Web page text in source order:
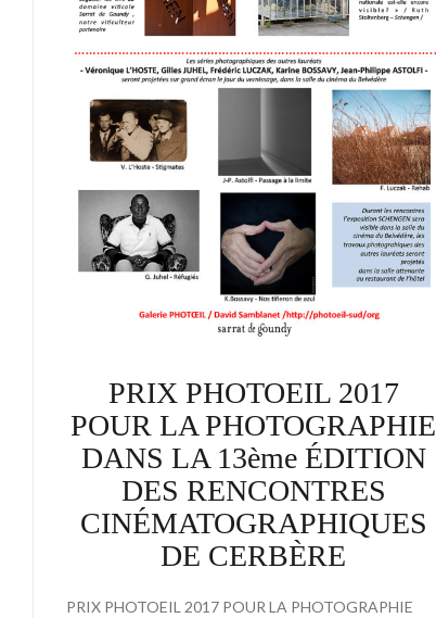
PRIX PHOTOEIL 2017
POUR LA PHOTOGRAPHIE
DANS LA 13ème ÉDITION
DES RENCONTRES
CINÉMATOGRAPHIQUES
DE CERBÈRE
PRIX PHOTOEIL 2017 POUR LA PHOTOGRAPHIE